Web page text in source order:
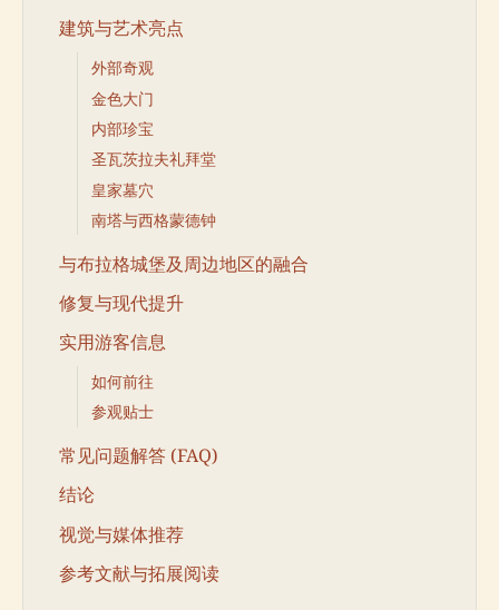
建筑与艺术亮点
外部奇观
金色大门
内部珍宝
圣瓦茨拉夫礼拜堂
皇家墓穴
南塔与西格蒙德钟
与布拉格城堡及周边地区的融合
修复与现代提升
实用游客信息
如何前往
参观贴士
常见问题解答 (FAQ)
结论
视觉与媒体推荐
参考文献与拓展阅读